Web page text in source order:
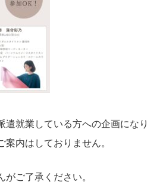
就業している方への企画になり
案内はしておりません。
がご了承ください。